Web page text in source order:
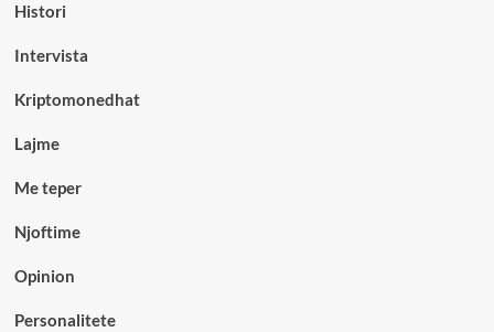
Histori
Intervista
Kriptomonedhat
Lajme
Me teper
Njoftime
Opinion
Personalitete